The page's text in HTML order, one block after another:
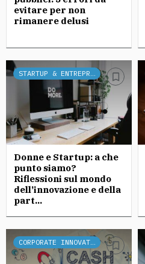
evitare per non
rimanere delusi
STARTUP & ENTREPRENEURSHIP
Donne e Startup: a che
punto siamo?
Riflessioni sul mondo
dell’innovazione e della
part...
CORPORATE INNOVATION